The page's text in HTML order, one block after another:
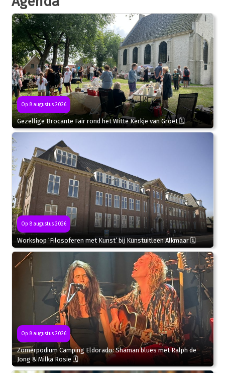
Op 8 augustus 2026
Gezellige Brocante Fair rond het Witte Kerkje van Groet 🗓
Op 8 augustus 2026
Workshop ‘Filosoferen met Kunst’ bij Kunstuitleen Alkmaar 🗓
Op 8 augustus 2026
Zomerpodium Camping Eldorado: Shaman blues met Ralph de
Jong & Milka Rosie 🗓